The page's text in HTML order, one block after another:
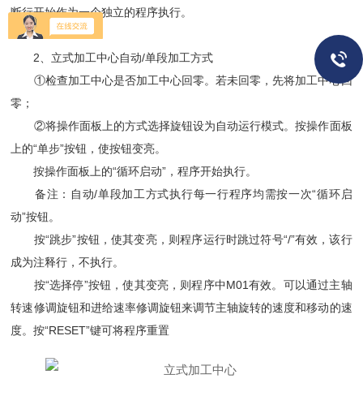
断行开始作为一个独立的程序执行。
2、立式加工中心自动/单段加工方式
①检查加工中心是否加工中心回零。若未回零，先将加工中心回
零；
②将操作面板上的方式选择旋钮设为自动运行模式。按操作面板
上的“单步”按钮，使按钮变亮。
按操作面板上的“循环启动”，程序开始执行。
备注：自动/单段加工方式执行每一行程序均需按一次“循环启
动”按钮。
按“跳步”按钮，使其变亮，则程序运行时跳过符号“/”有效，该行
成为注释行，不执行。
按“选择停”按钮，使其变亮，则程序中M01有效。可以通过主轴
转速修调旋钮和进给速率修调旋钮来调节主轴旋转的速度和移动的速
度。按“RESET”键可将程序重置